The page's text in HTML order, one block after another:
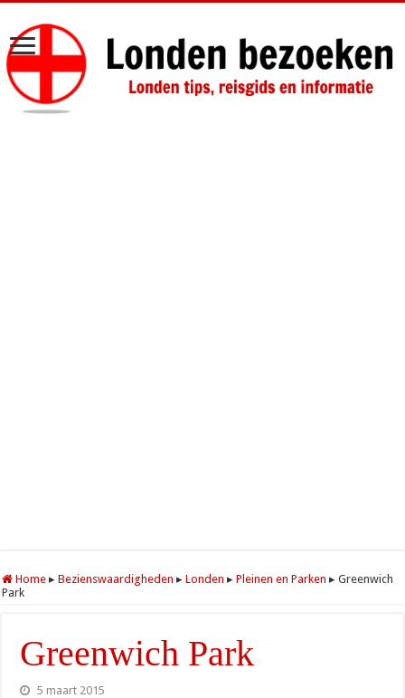
Home ▸ Bezienswaardigheden ▸ Londen ▸ Pleinen en Parken ▸ Greenwich
Park
Greenwich Park
5 maart 2015